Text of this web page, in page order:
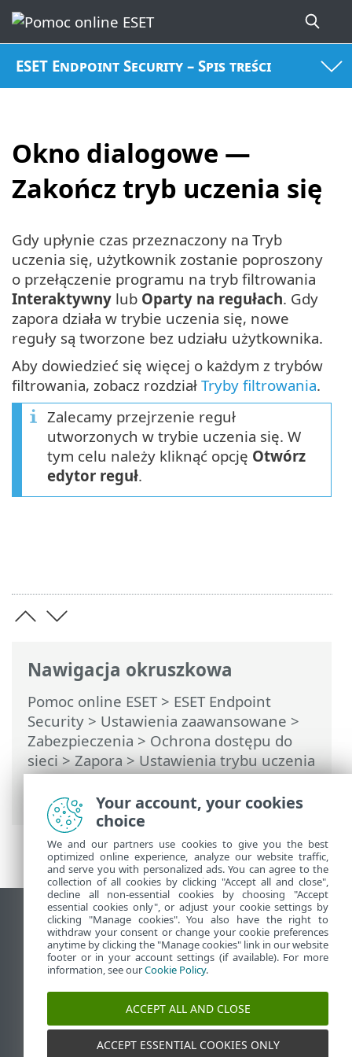
ESET Endpoint Security – Spis treści
Okno dialogowe —
Zakończ tryb uczenia się
Nawigacja okruszkowa
Pomoc online ESET> ESET Endpoint
Security > Ustawienia zaawansowane >
Zabezpieczenia > Ochrona dostępu do
sieci>Zapora>Ustawienia trybu uczenia
się> Okno dialogowe — Zakończ tryb
uczenia się
Gdy upłynie czas przeznaczony na Tryb
uczenia się, użytkownik zostanie poproszony
o przełączenie programu na tryb filtrowania
Interaktywny lub Oparty na regułach. Gdy
zapora działa w trybie uczenia się, nowe
reguły są tworzone bez udziału użytkownika.
Aby dowiedzieć się więcej o każdym z trybów
filtrowania, zobacz rozdział Tryby filtrowania.
Zalecamy przejrzenie reguł
utworzonych w trybie uczenia się. W
tym celu należy kliknąć opcję Otwórz
edytor reguł.
Wyświetl witrynę internetową dla
komputerów
End of Life
Baza wiedzy ESET
Forum ESET
ESET Status Portal
Pomoc regionalna
Your account, your cookies
choice
We and our partners use cookies to give you the best
optimized online experience, analyze our website traffic,
and serve you with personalized ads. You can agree to the
collection of all cookies by clicking "Accept all and close",
decline all non-essential cookies by choosing "Accept
essential cookies only", or adjust your cookie settings by
clicking "Manage cookies". You also have the right to
withdraw your consent or change your cookie preferences
anytime by clicking the "Manage cookies" link in our website
footer or in your account settings (if available). For more
information, see ourCookie Policy.
ACCEPT ALL AND CLOSE
ACCEPT ESSENTIAL COOKIES ONLY